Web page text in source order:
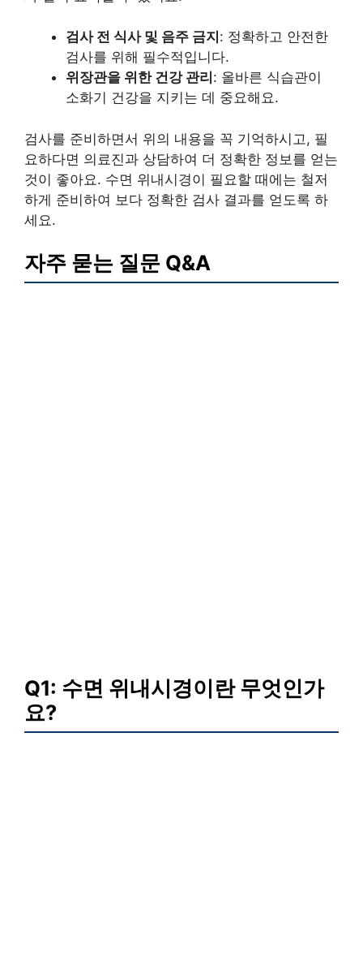
검사 전 식사 및 음주 금지 : 정확하고 안전한
검사를 위해 필수적입니다.
위장관을 위한 건강 관리 : 올바른 식습관이
소화기 건강을 지키는 데 중요해요.
검사를 준비하면서 위의 내용을 꼭 기억하시고, 필
요하다면 의료진과 상담하여 더 정확한 정보를 얻는
것이 좋아요. 수면 위내시경이 필요할 때에는 철저
하게 준비하여 보다 정확한 검사 결과를 얻도록 하
세요.
자주 묻는 질문 Q&A
Q1: 수면 위내시경이란 무엇인가
요?